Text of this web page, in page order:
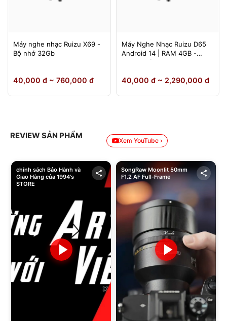
Máy nghe nhạc Ruizu X69 -
Bộ nhớ 32Gb
40,000 đ ~ 760,000 đ
Máy Nghe Nhạc Ruizu D65
Android 14 | RAM 4GB -
64GB Chính Hãng
40,000 đ ~ 2,290,000 đ
REVIEW SẢN PHẨM
Xem YouTube ›
chính sách Bảo Hành và
Giao Hàng của 1994's
STORE
SongRaw Moonlit 50mm
F1.2 AF Full-Frame